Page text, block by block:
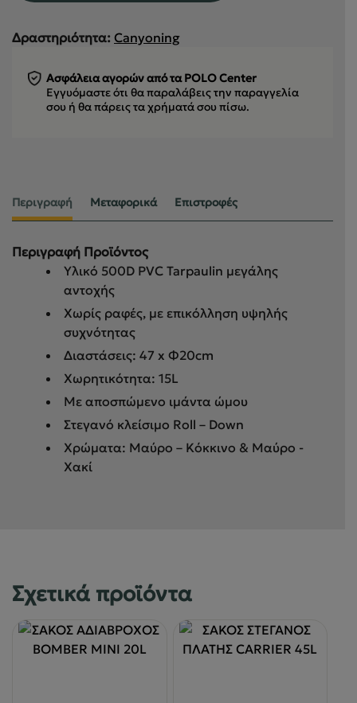
Δραστηριότητα: Canyoning
Ασφάλεια αγορών από τα POLO Center
Εγγυόμαστε ότι θα παραλάβεις την παραγγελία
σου ή θα πάρεις τα χρήματά σου πίσω.
Περιγραφή Μεταφορικά Επιστροφές
Περιγραφή Προϊόντος
Υλικό 500D PVC Tarpaulin μεγάλης
αντοχής
Χωρίς ραφές, με επικόλληση υψηλής
συχνότητας
Διαστάσεις: 47 x Φ20cm
Χωρητικότητα: 15L
Με αποσπώμενο ιμάντα ώμου
Στεγανό κλείσιμο Roll – Down
Χρώματα: Μαύρο – Κόκκινο & Μαύρο -
Χακί
Σχετικά προϊόντα